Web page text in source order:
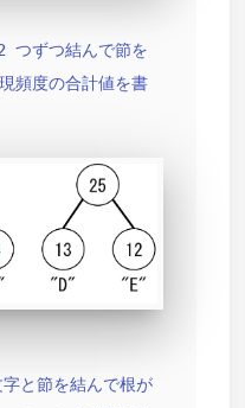
つずつ結んで節を
頻度の合計値を書
と節を結んで根が